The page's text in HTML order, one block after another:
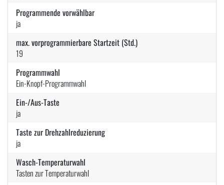
Programmende vorwählbar
ja
max. vorprogrammierbare Startzeit (Std.)
19
Programmwahl
Ein-Knopf-Programmwahl
Ein-/Aus-Taste
ja
Taste zur Drehzahlreduzierung
ja
Wasch-Temperaturwahl
Tasten zur Temperaturwahl